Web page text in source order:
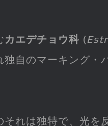
カエデチョウ科 (
独自のマーキング・
それは独特で、光を